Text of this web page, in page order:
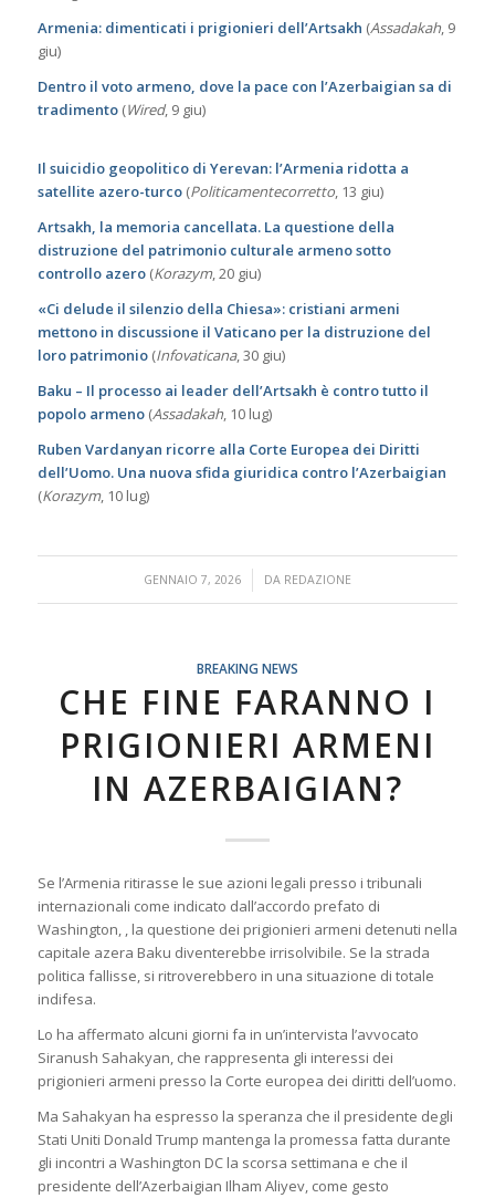
Armenia: dimenticati i prigionieri dell’Artsakh (Assadakah, 9
giu)
Dentro il voto armeno, dove la pace con l’Azerbaigian sa di
tradimento(Wired, 9 giu)
Il suicidio geopolitico di Yerevan: l’Armenia ridotta a
satellite azero-turco(Politicamentecorretto, 13 giu)
Artsakh, la memoria cancellata. La questione della
distruzione del patrimonio culturale armeno sotto
controllo azero (Korazym, 20 giu)
«Ci delude il silenzio della Chiesa»: cristiani armeni
mettono in discussione il Vaticano per la distruzione del
loro patrimonio(Infovaticana, 30 giu)
Baku – Il processo ai leader dell’Artsakh è contro tutto il
popolo armeno(Assadakah, 10 lug)
Ruben Vardanyan ricorre alla Corte Europea dei Diritti
dell’Uomo. Una nuova sfida giuridica contro l’Azerbaigian
(Korazym, 10 lug)
GENNAIO 7, 2026
/ DA REDAZIONE
BREAKING NEWS
CHE FINE FARANNO I
PRIGIONIERI ARMENI
IN AZERBAIGIAN?
Se l’Armenia ritirasse le sue azioni legali presso i tribunali
internazionali come indicato dall’accordo prefato di
Washington, , la questione dei prigionieri armeni detenuti nella
capitale azera Baku diventerebbe irrisolvibile. Se la strada
politica fallisse, si ritroverebbero in una situazione di totale
indifesa.
Lo ha affermato alcuni giorni fa in un’intervista l’avvocato
Siranush Sahakyan, che rappresenta gli interessi dei
prigionieri armeni presso la Corte europea dei diritti dell’uomo.
Ma Sahakyan ha espresso la speranza che il presidente degli
Stati Uniti Donald Trump mantenga la promessa fatta durante
gli incontri a Washington DC la scorsa settimana e che il
presidente dell’Azerbaigian Ilham Aliyev, come gesto